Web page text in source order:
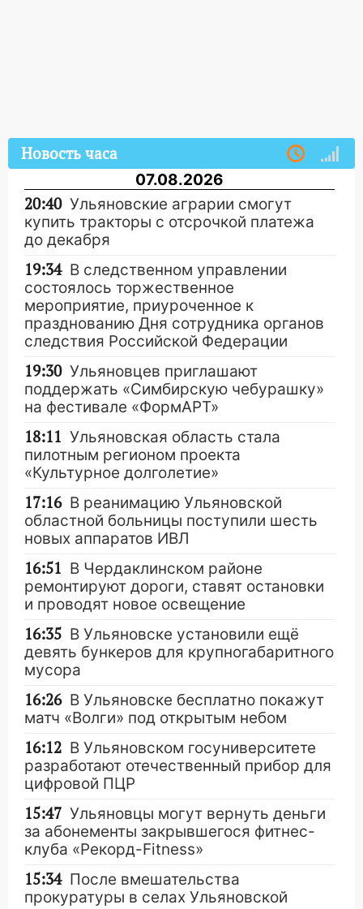
Новость часа
07.08.2026
20:40 Ульяновские аграрии смогут
купить тракторы с отсрочкой платежа
до декабря
19:34 В следственном управлении
состоялось торжественное
мероприятие, приуроченное к
празднованию Дня сотрудника органов
следствия Российской Федерации
19:30 Ульяновцев приглашают
поддержать «Симбирскую чебурашку»
на фестивале «ФормАРТ»
18:11 Ульяновская область стала
пилотным регионом проекта
«Культурное долголетие»
17:16 В реанимацию Ульяновской
областной больницы поступили шесть
новых аппаратов ИВЛ
16:51 В Чердаклинском районе
ремонтируют дороги, ставят остановки
и проводят новое освещение
16:35 В Ульяновске установили ещё
девять бункеров для крупногабаритного
мусора
16:26 В Ульяновске бесплатно покажут
матч «Волги» под открытым небом
16:12 В Ульяновском госуниверситете
разработают отечественный прибор для
цифровой ПЦР
15:47 Ульяновцы могут вернуть деньги
за абонементы закрывшегося фитнес-
клуба «Рекорд-Fitness»
15:34 После вмешательства
прокуратуры в селах Ульяновской